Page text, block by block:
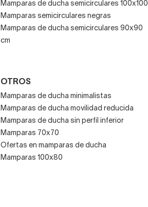
Mamparas de ducha semicirculares 100x100
Mamparas semicirculares negras
Mamparas de ducha semicirculares 90x90
cm
OTROS
Mamparas de ducha minimalistas
Mamparas de ducha movilidad reducida
Mamparas de ducha sin perfil inferior
Mamparas 70x70
Ofertas en mamparas de ducha
Mamparas 100x80